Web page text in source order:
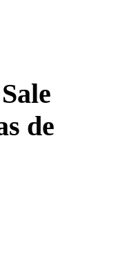
de